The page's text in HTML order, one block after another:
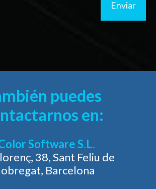
Enviar
puedes
en:
Software S.L.
38, Sant Feliu de
Barcelona